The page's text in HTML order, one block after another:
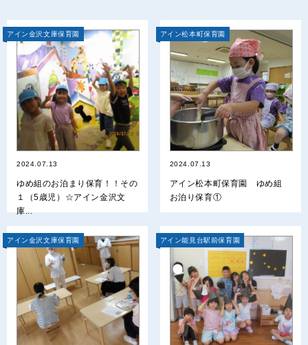
アイン金沢文庫保育園
2024.07.13
ゆめ組のお泊まり保育！！その
１（5歳児）☆アイン金沢文
庫...
アイン松本町保育園
2024.07.13
アイン松本町保育園 ゆめ組
お泊り保育①
アイン金沢文庫保育園 アイン能見台駅前保育園